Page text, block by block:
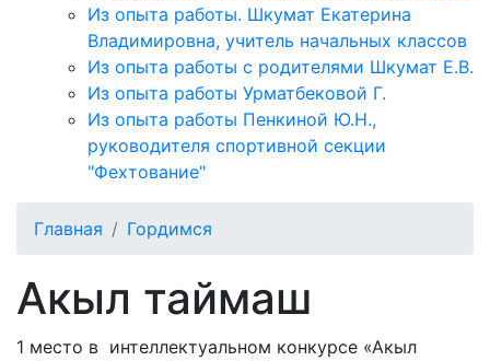
Из опыта работы. Шкумат Екатерина
Владимировна, учитель начальных классов
Из опыта работы с родителями Шкумат Е.В.
Из опыта работы Урматбековой Г.
Из опыта работы Пенкиной Ю.Н.,
руководителя спортивной секции
"Фехтование"
Главная Гордимся
Акыл таймаш
1 место в интеллектуальном конкурсе «Акыл